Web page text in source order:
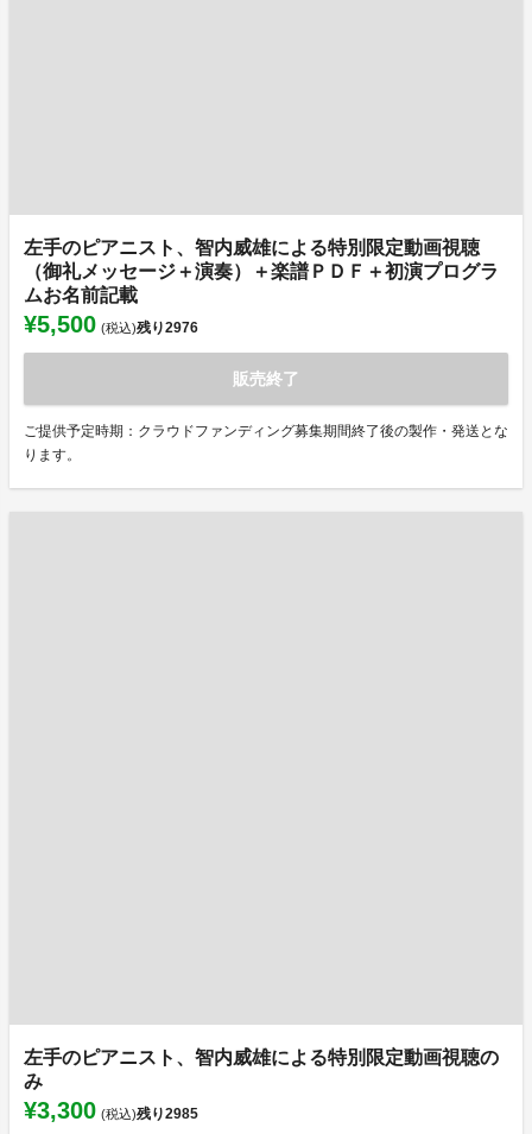
左手のピアニスト、智内威雄による特別限定動画視聴
（御礼メッセージ＋演奏）＋楽譜ＰＤＦ＋初演プログラ
ムお名前記載
¥5,500 (税込)残り2976
販売終了
ご提供予定時期：クラウドファンディング募集期間終了後の製作・発送とな
ります。
左手のピアニスト、智内威雄による特別限定動画視聴の
み
¥3,300 (税込)残り2985